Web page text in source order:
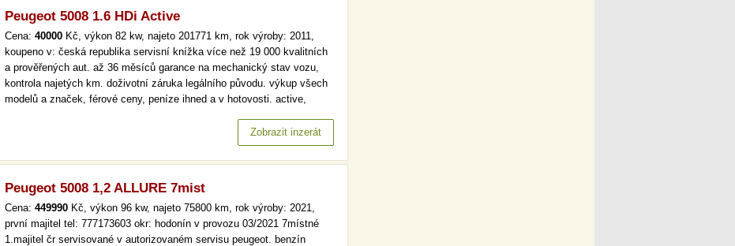
Peugeot 5008 1.6 HDi Active
Cena: 40000 Kč, výkon 82 kw, najeto 201771 km, rok výroby: 2011,
koupeno v: česká republika servisní knížka více než 19 000 kvalitních
a prověřených aut. až 36 měsíců garance na mechanický stav vozu,
kontrola najetých km. doživotní záruka legálního původu. výkup všech
modelů a značek, férové ceny, peníze ihned a v hotovosti. active,
měsíců garance na mechanický stav vozu, kontrola najetých…
Zobrazit inzerát
Peugeot 5008 1,2 ALLURE 7mist
Cena: 449990 Kč, výkon 96 kw, najeto 75800 km, rok výroby: 2021,
první majitel tel: 777173603 okr: hodonín v provozu 03/2021 7místné
1.majitel čr servisované v autorizovaném servisu peugeot. benzín